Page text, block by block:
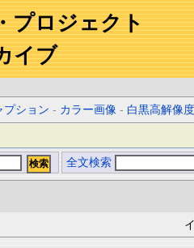
プロジェクト
イブ
プション - カラー画像 - 白黒高解像
全文検索